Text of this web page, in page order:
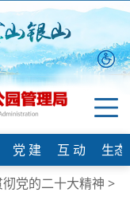
党 建 互 动
生
党的二十大精神 >